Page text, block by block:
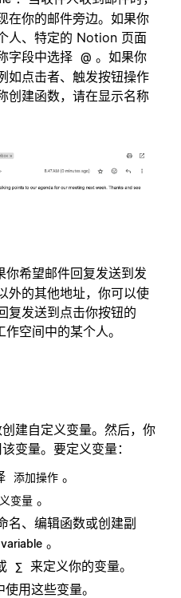
在你的邮件旁边。如果你
人、特定的 Notion 页面
字段中选择 @ 。如果你
如点击者、触发按钮操作
创建函数，请在显示名称
你希望邮件回复发送到发
外的其他地址，你可以使
复发送到点击你按钮的
空间中的某个人。
建自定义变量。然后，你
变量。要定义变量：
添加操作 。
变量 。
名、编辑函数或创建副
。
∑
来定义你的变量。
用这些变量。